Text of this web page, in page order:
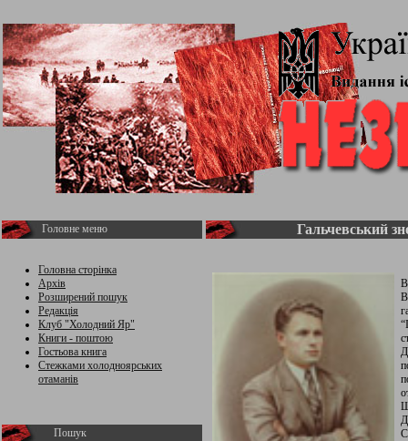
Головне меню
Головна сторінка
Архів
Розширений пошук
Редакція
Клуб "Холодний Яр"
Книги - поштою
Гостьова книга
Стежками холодноярських
отаманів
Пошук
Гальчевський